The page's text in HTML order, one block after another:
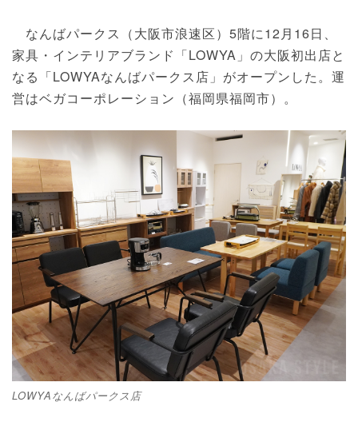
なんばパークス（大阪市浪速区）5階に12月16日、
家具・インテリアブランド「LOWYA」の大阪初出店と
なる「LOWYAなんばパークス店」がオープンした。運
営はベガコーポレーション（福岡県福岡市）。
LOWYAなんばパークス店